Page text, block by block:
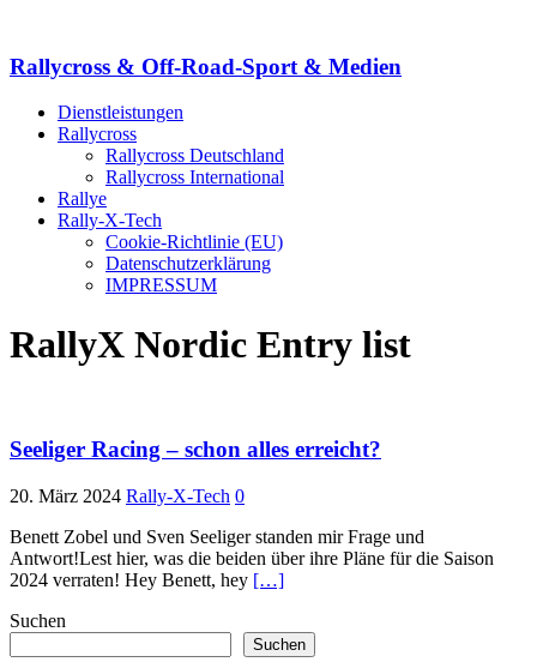
Rallycross & Off-Road-Sport & Medien
Dienstleistungen
Rallycross
Rallycross Deutschland
Rallycross International
Rallye
Rally-X-Tech
Cookie-Richtlinie (EU)
Datenschutzerklärung
IMPRESSUM
RallyX Nordic Entry list
Seeliger Racing – schon alles erreicht?
20. März 2024 Rally-X-Tech 0
Benett Zobel und Sven Seeliger standen mir Frage und
Antwort!Lest hier, was die beiden über ihre Pläne für die Saison
2024 verraten! Hey Benett, hey […]
Suchen
Suchen